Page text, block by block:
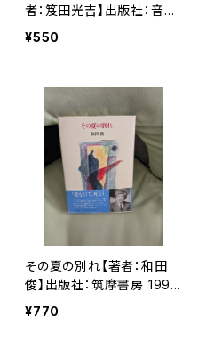
者：笈田光吉】出版社：音楽
之友社 昭和58年
¥550
その夏の別れ【著者：和田
俊】出版社：筑摩書房 1996
年
¥770